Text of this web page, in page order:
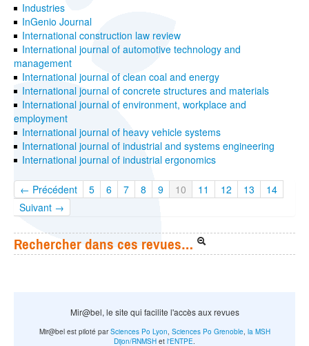
Industries
InGenio Journal
International construction law review
International journal of automotive technology and
management
International journal of clean coal and energy
International journal of concrete structures and materials
International journal of environment, workplace and
employment
International journal of heavy vehicle systems
International journal of industrial and systems engineering
International journal of industrial ergonomics
← Précédent 5 6 7 8 9 10 11 12 13
14
Suivant →
Rechercher dans ces revues…
Mir@bel, le site qui facilite l'accès aux revues
Mir@bel est piloté parSciences Po Lyon Sciences Po Grenoble, la MSH
Dijon/RNMSH et l'ENTPE